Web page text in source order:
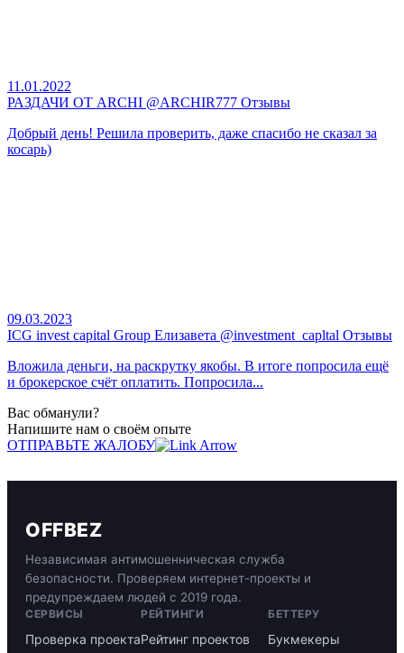
11.01.2022
РАЗДАЧИ ОТ ARCHI @ARCHIR777 Отзывы
Добрый день! Решила проверить, даже спасибо не сказал за
косарь)
09.03.2023
ICG invest capital Group Елизавета @investment_capltal Отзывы
Вложила деньги, на раскрутку якобы. В итоге попросила ещё
и брокерское счёт оплатить. Попросила...
Вас обманули?
Напишите нам о своём опыте
ОТПРАВЬТЕ ЖАЛОБУ
OFFBEZ
Независимая антимошенническая служба
безопасности. Проверяем интернет-проекты и
предупреждаем людей с 2019 года.
СЕРВИСЫ
Проверка проекта
РЕЙТИНГИ
Рейтинг проектов
БЕТТЕРУ
Букмекеры